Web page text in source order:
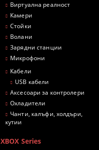
Виртуална реалност
Камери
Стойки
Волани
Зарядни станции
Микрофони
Кабели
USB кабели
Аксесоари за контролери
Охладители
Чанти, калъфи, холдъри,
кутии
XBOX Series